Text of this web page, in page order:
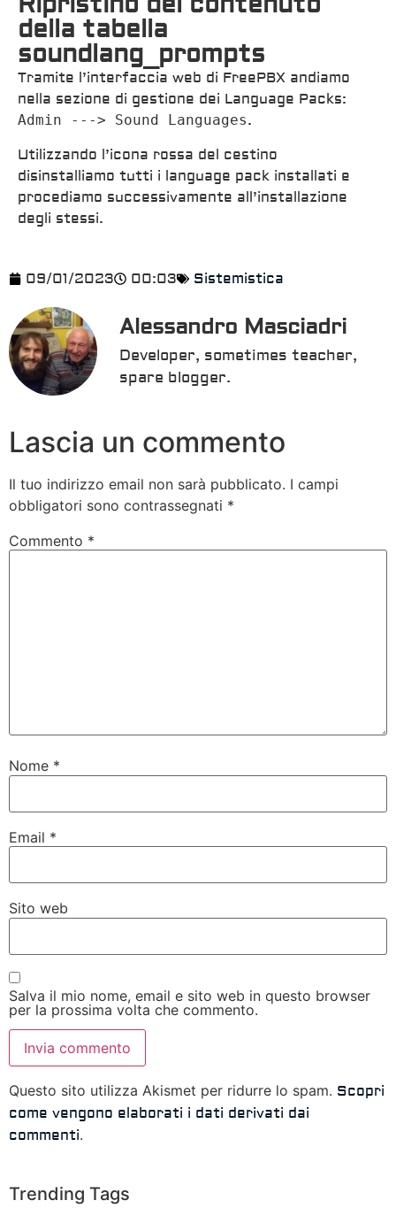
della tabella
soundlang_prompts
Tramite l’interfaccia web di FreePBX andiamo
nella sezione di gestione dei Language Packs:
Admin ---> Sound Languages.
Utilizzando l’icona rossa del cestino
disinstalliamo tutti i language pack installati e
procediamo successivamente all’installazione
degli stessi.
09/01/2023 00:03 Sistemistica
Alessandro Masciadri
Developer, sometimes teacher,
spare blogger.
Lascia un commento
Il tuo indirizzo email non sarà pubblicato. I campi
obbligatori sono contrassegnati *
Commento *
Nome *
Email *
Sito web
Salva il mio nome, email e sito web in questo browser
per la prossima volta che commento.
Questo sito utilizza Akismet per ridurre lo spam. Scopri
come vengono elaborati i dati derivati dai
commenti.
Trending Tags